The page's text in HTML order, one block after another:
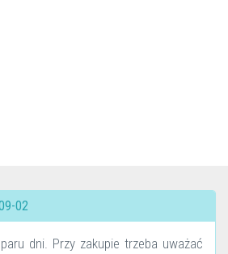
02
dni. Przy zakupie trzeba uważać